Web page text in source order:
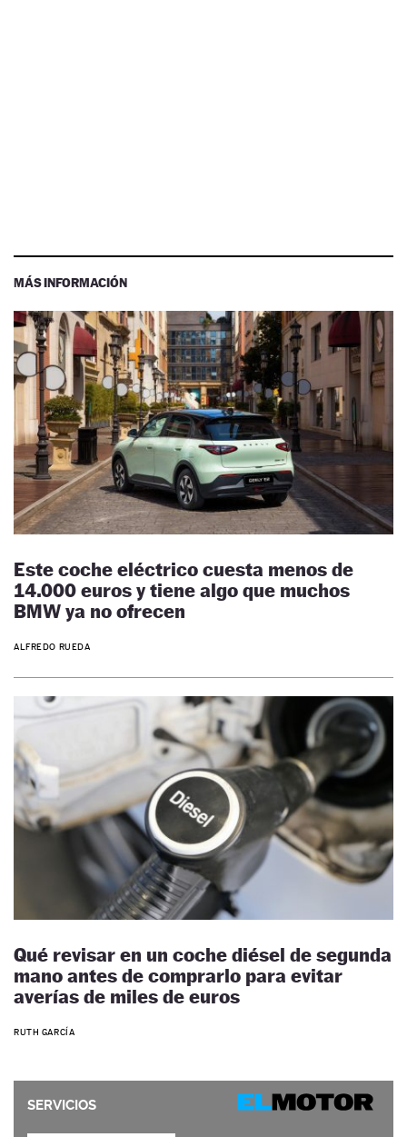
MÁS INFORMACIÓN
Este coche eléctrico cuesta menos de
14.000 euros y tiene algo que muchos
BMW ya no ofrecen
ALFREDO RUEDA
Qué revisar en un coche diésel de segunda
mano antes de comprarlo para evitar
averías de miles de euros
RUTH GARCÍA